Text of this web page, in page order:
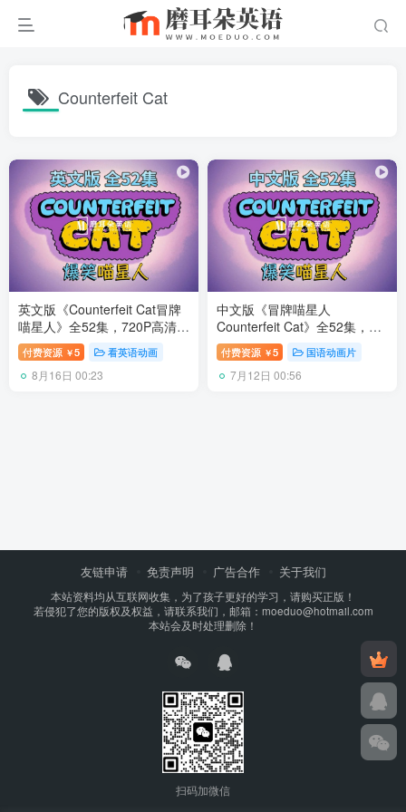
Counterfeit Cat
英文版《Counterfeit Cat冒牌
喵星人》全52集，720P高清视
频带中英文字幕，百度网盘下
载！
付费资源 ￥5 看英语动画
8月16日 00:23
中文版《冒牌喵星人
Counterfeit Cat》全52集，
1080P高清视频带中文字幕，
百度网盘下载！
付费资源 ￥5 国语动画片
7月12日 00:56
友链申请 免责声明 广告合作 关于我们
本站资料均从互联网收集，为了孩子更好的学习，请购买正版！
若侵犯了您的版权及权益，请联系我们，邮箱：moeduo@hotmail.com
本站会及时处理删除！
扫码加微信